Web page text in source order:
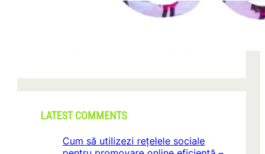
CONI FEST 2026 – o editie record prin
LATEST COMMENTS
Cum să utilizezi rețelele sociale